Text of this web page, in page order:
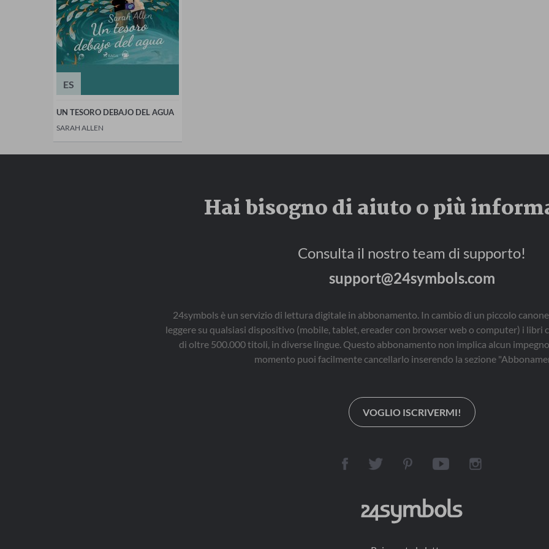
ES
UN TESORO DEBAJO DEL AGUA
SARAH ALLEN
Hai bisogno di aiuto o più
Consulta il nostro team di supporto!
support@24symbols.com
24symbols è un servizio di lettura digitale in abbonamento. In cambio di un piccolo
leggere su qualsiasi dispositivo (mobile, tablet, ereader con browser web o computer) i libri
di oltre 500.000 titoli, in diverse lingue. Questo abbonamento non implica alcun
momento puoi facilmente cancellarlo inserendo la sezione
VOGLIO ISCRIVERMI!